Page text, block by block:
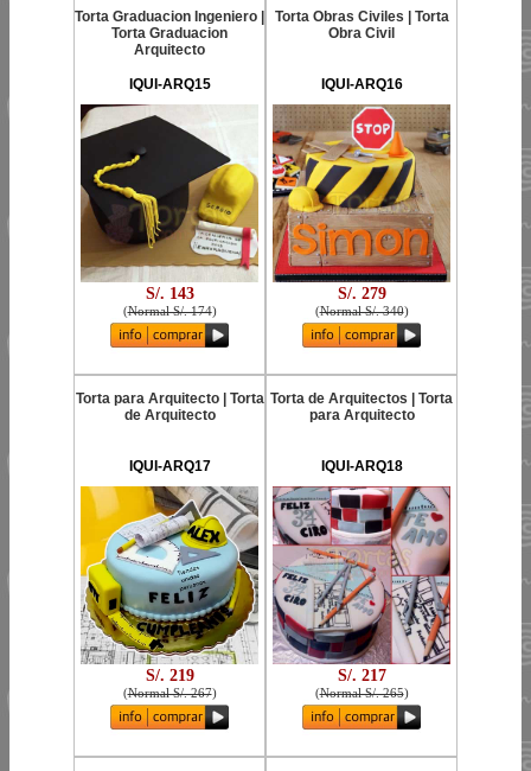
Torta Graduacion Ingeniero |
Torta Graduacion
Arquitecto
IQUI-ARQ15
S/. 143
(Normal S/. 174)
Torta Obras Civiles | Torta
Obra Civil
IQUI-ARQ16
S/. 279
(Normal S/. 340)
Torta para Arquitecto | Torta
de Arquitecto
IQUI-ARQ17
S/. 219
(Normal S/. 267)
Torta de Arquitectos | Torta
para Arquitecto
IQUI-ARQ18
S/. 217
(Normal S/. 265)